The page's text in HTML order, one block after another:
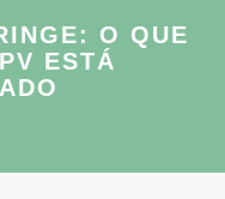
O QUE
ESTÁ